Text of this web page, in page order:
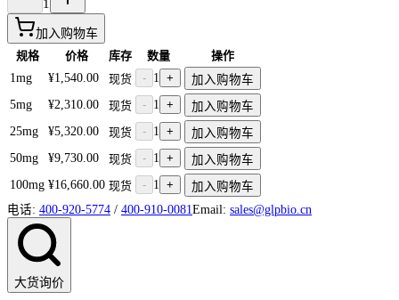
1
加入购物车
规格 价格 库存 数量
操作
1mg
¥1,540.00 现货 - 1 +
加入购物车
5mg
¥2,310.00 现货 - 1 +
加入购物车
25mg
¥5,320.00 现货 - 1 +
加入购物车
50mg
¥9,730.00 现货 - 1 +
加入购物车
100mg ¥16,660.00 现货 - 1 +
加入购物车
电话: 400-920-5774 / 400-910-0081 Email: sales@glpbio.cn
大货询价